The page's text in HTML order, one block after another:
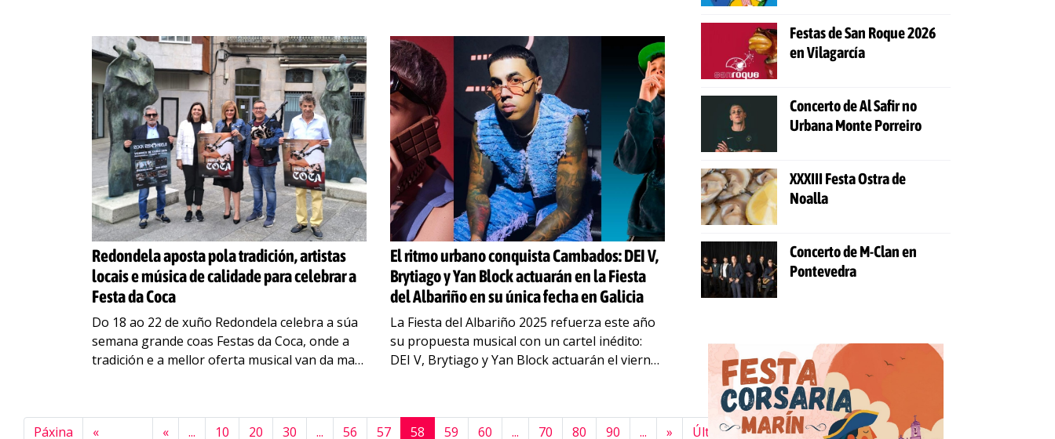
Redondela aposta pola tradición, artistas
locais e música de calidade para celebrar a
Festa da Coca
Do 18 ao 22 de xuño Redondela celebra a súa
semana grande coas Festas da Coca, onde a
tradición e a mellor oferta musical van da man.
El ritmo urbano conquista Cambados: DEI V,
Brytiago y Yan Block actuarán en la Fiesta
del Albariño en su única fecha en Galicia
La Fiesta del Albariño 2025 refuerza este año
su propuesta musical con un cartel inédito:
DEI V, Brytiago y Yan Block actuarán el viernes
Páxina « « ... 10 20 30 ... 56 57 58 59 60 ... 70 80 90 ... » Última
Festas de San Roque 2026
en Vilagarcía
Concerto de Al Safir no
Urbana Monte Porreiro
XXXIII Festa Ostra de
Noalla
Concerto de M-Clan en
Pontevedra